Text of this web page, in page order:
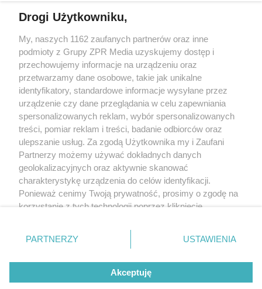
rozpowszechniany lub dalej rozpowszechniany w jakikolwiek sposób
(w tym także elektroniczny lub mechaniczny) na jakimkolwiek polu
eksploatacji w jakiejkolwiek formie, włącznie z umieszczaniem w
Internecie bez pisemnej zgody właściciela praw. Jakiekolwiek użycie
lub wykorzystanie utworów w całości lub w części z naruszeniem
prawa, tzn. bez właściwej zgody, jest zabronione pod groźbą kary i
może być ścigane prawnie.
O nas
Informacje prawne
Nasze serwisy
Drogi Użytkowniku,
My, naszych 1162 zaufanych partnerów oraz inne
podmioty z Grupy ZPR Media uzyskujemy dostęp i
przechowujemy informacje na urządzeniu oraz
przetwarzamy dane osobowe, takie jak unikalne
identyfikatory, standardowe informacje wysyłane przez
urządzenie czy dane przeglądania w celu zapewniania
spersonalizowanych reklam, wybór spersonalizowanych
treści, pomiar reklam i treści, badanie odbiorców oraz
ulepszanie usług. Za zgodą Użytkownika my i Zaufani
Partnerzy możemy używać dokładnych danych
geolokalizacyjnych oraz aktywnie skanować
charakterystykę urządzenia do celów identyfikacji.
Ponieważ cenimy Twoją prywatność, prosimy o zgodę na
korzystanie z tych technologii poprzez kliknięcie
zmienić/wycofać klikając przycisk ustawień prywatności
znajdujący się w lewym dolnym rogu strony
rodzaje przetwarzania danych nie wymagają zgody
użytkownika, ale masz prawo sprzeciwić się takiemu
przetwarzaniu. Preferencje będą miały zastosowanie tylko
PARTNERZY USTAWIENIA
Akceptuję